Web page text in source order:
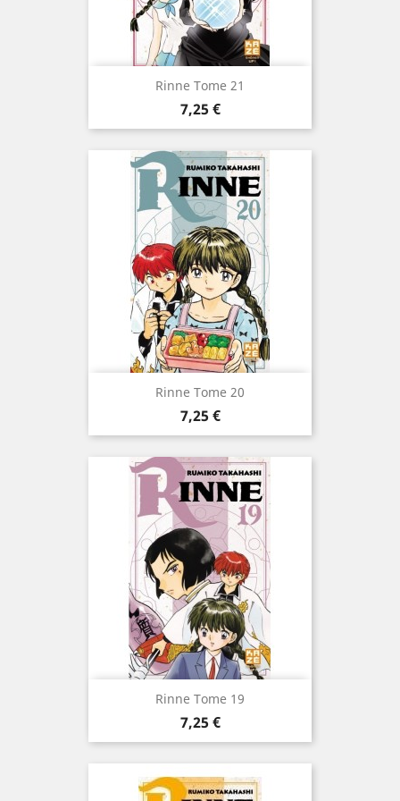
Rinne Tome 21
Prix
7,25 €
Rinne Tome 20
Prix
7,25 €
Rinne Tome 19
Prix
7,25 €